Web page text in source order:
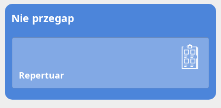
Nie przegap
Repertuar